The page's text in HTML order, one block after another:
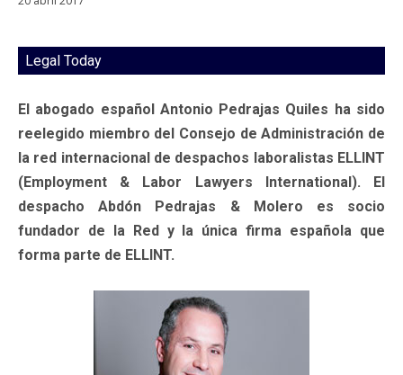
Legal Today
El abogado español Antonio Pedrajas Quiles ha sido
reelegido miembro del Consejo de Administración de
la red internacional de despachos laboralistas ELLINT
(Employment & Labor Lawyers International). El
despacho Abdón Pedrajas & Molero es socio
fundador de la Red y la única firma española que
forma parte de ELLINT.